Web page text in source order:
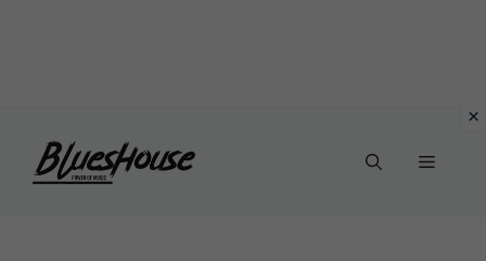
Menu